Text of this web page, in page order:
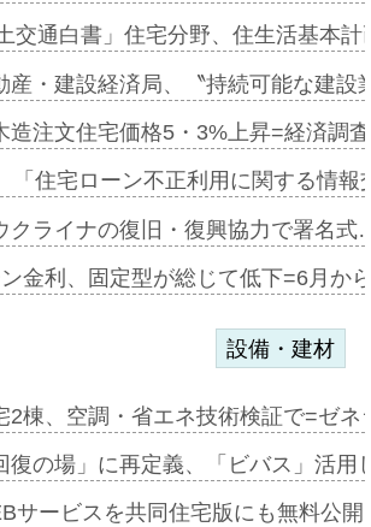
交通白書」住宅分野、住生活基本
産・建設経済局、〝持続可能な建
造注文住宅価格5・3%上昇=経済調
「住宅ローン不正利用に関する情
クライナの復旧・復興協力で署名
金利、固定型が総じて低下=6月か
設備・建材
2棟、空調・省エネ技術検証で=ゼ
復の場」に再定義、「ビバス」活
サービスを共同住宅版にも無料公